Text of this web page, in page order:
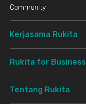
Community
Kerjasama Rukita
Rukita for Business
Tentang Rukita